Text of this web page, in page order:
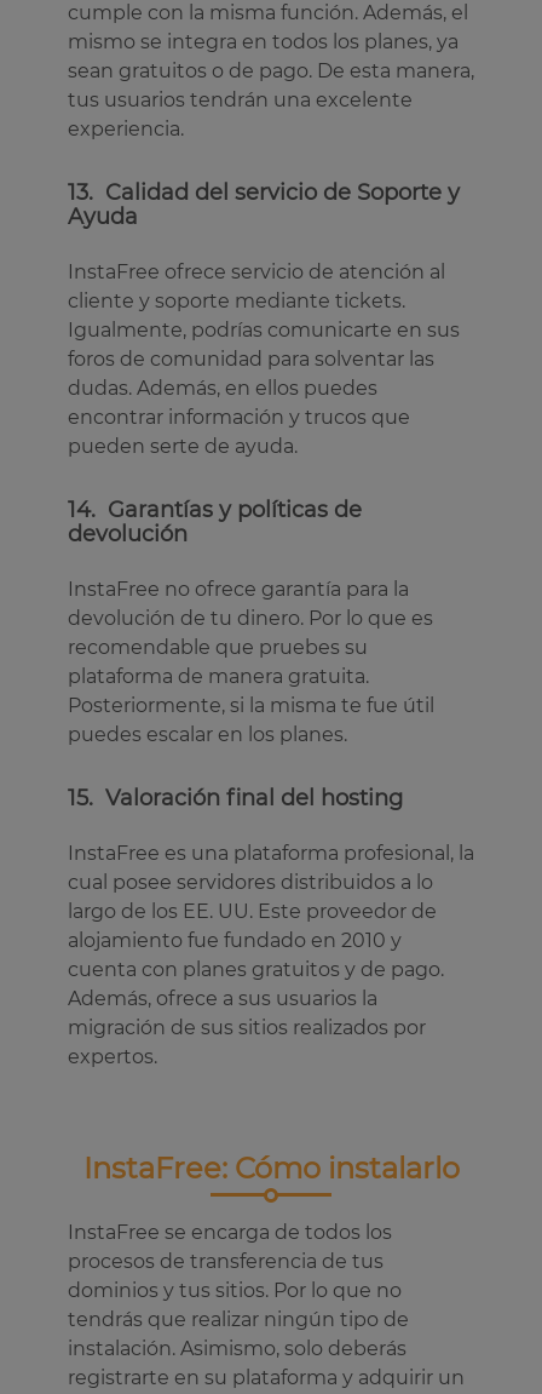
cumple con la misma función. Además, el
mismo se integra en todos los planes, ya
sean gratuitos o de pago. De esta manera,
tus usuarios tendrán una excelente
experiencia.
13. Calidad del servicio de Soporte y
Ayuda
InstaFree ofrece servicio de atención al
cliente y soporte mediante tickets.
Igualmente, podrías comunicarte en sus
foros de comunidad para solventar las
dudas. Además, en ellos puedes
encontrar información y trucos que
pueden serte de ayuda.
14. Garantías y políticas de
devolución
InstaFree no ofrece garantía para la
devolución de tu dinero. Por lo que es
recomendable que pruebes su
plataforma de manera gratuita.
Posteriormente, si la misma te fue útil
puedes escalar en los planes.
15. Valoración final del hosting
InstaFree es una plataforma profesional, la
cual posee servidores distribuidos a lo
largo de los EE. UU. Este proveedor de
alojamiento fue fundado en 2010 y
cuenta con planes gratuitos y de pago.
Además, ofrece a sus usuarios la
migración de sus sitios realizados por
expertos.
InstaFree: Cómo instalarlo
InstaFree se encarga de todos los
procesos de transferencia de tus
dominios y tus sitios. Por lo que no
tendrás que realizar ningún tipo de
instalación. Asimismo, solo deberás
registrarte en su plataforma y adquirir un